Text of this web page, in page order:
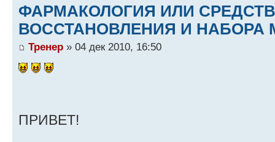
ФАРМАКОЛОГИЯ ИЛИ
ВОССТАНОВЛЕНИЯ И НАБОРА
Тренер » 04 дек 2010, 16:50
ПРИВЕТ!